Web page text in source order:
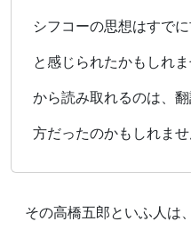
シフコーの思想はすで
と感じられたかもしれ
から読み取れるのは、
方だったのかもしれませ
その高橋五郎といふ人は